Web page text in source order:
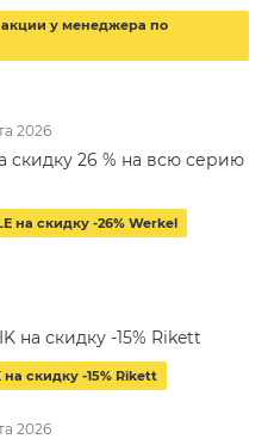
у менеджера по
2026
скидку 26 % на всю серию
на скидку -26% Werkel
на скидку -15% Rikett
скидку -15% Rikett
2026